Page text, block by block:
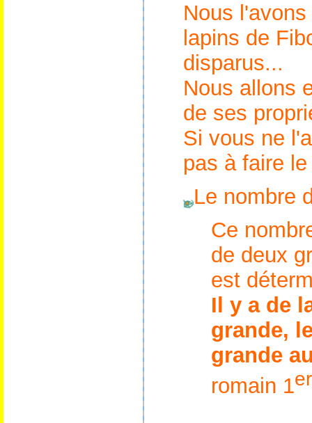
Nous
lapins de
disparus...
Nous allons
de ses
Si vous ne
pas à faire
Le nombre
Ce
de deux
est
Il y a de
grande,
grande
romain 1er